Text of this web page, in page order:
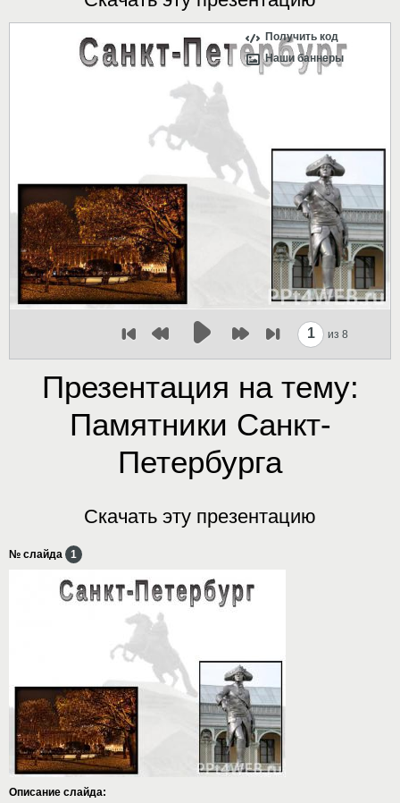
Получить код
Наши баннеры
1 из 8
Презентация на тему:
Памятники Санкт-
Петербурга
Скачать эту презентацию
№ слайда 1
Описание слайда: